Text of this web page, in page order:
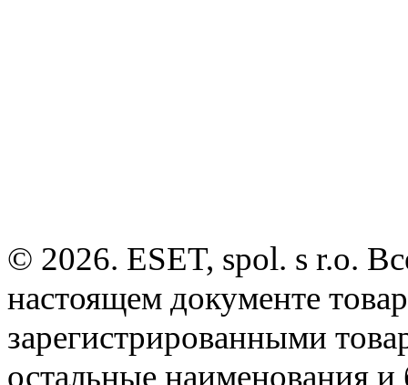
© 2026. ESET, spol. s r.o.
настоящем документе
зарегистрированными
остальные наименования